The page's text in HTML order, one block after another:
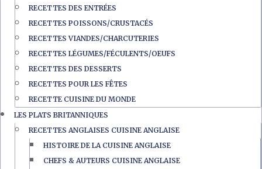
RECETTES DES ENTRÉES
RECETTES POISSONS/CRUSTACÉS
RECETTES VIANDES/CHARCUTERIES
RECETTES LÉGUMES/FÉCULENTS/OEUFS
RECETTES DES DESSERTS
RECETTES POUR LES FÊTES
RECETTE CUISINE DU MONDE
LES PLATS BRITANNIQUES
RECETTES ANGLAISES CUISINE ANGLAISE
HISTOIRE DE LA CUISINE ANGLAISE
CHEFS & AUTEURS CUISINE ANGLAISE